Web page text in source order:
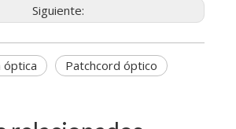
Siguiente:
óptica Patchcord óptico